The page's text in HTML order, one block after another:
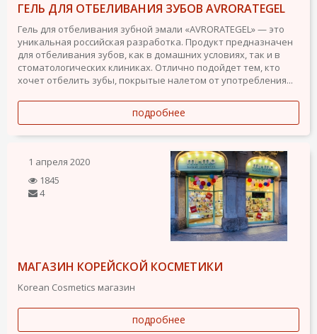
ГЕЛЬ ДЛЯ ОТБЕЛИВАНИЯ ЗУБОВ AVRORATEGEL
Гель для отбеливания зубной эмали «AVRORATEGEL» — это
уникальная российская разработка. Продукт предназначен
для отбеливания зубов, как в домашних условиях, так и в
стоматологических клиниках. Отлично подойдет тем, кто
хочет отбелить зубы, покрытые налетом от употребления...
подробнее
1 апреля 2020
1845
4
МАГАЗИН КОРЕЙСКОЙ КОСМЕТИКИ
Korean Cosmetics магазин
подробнее